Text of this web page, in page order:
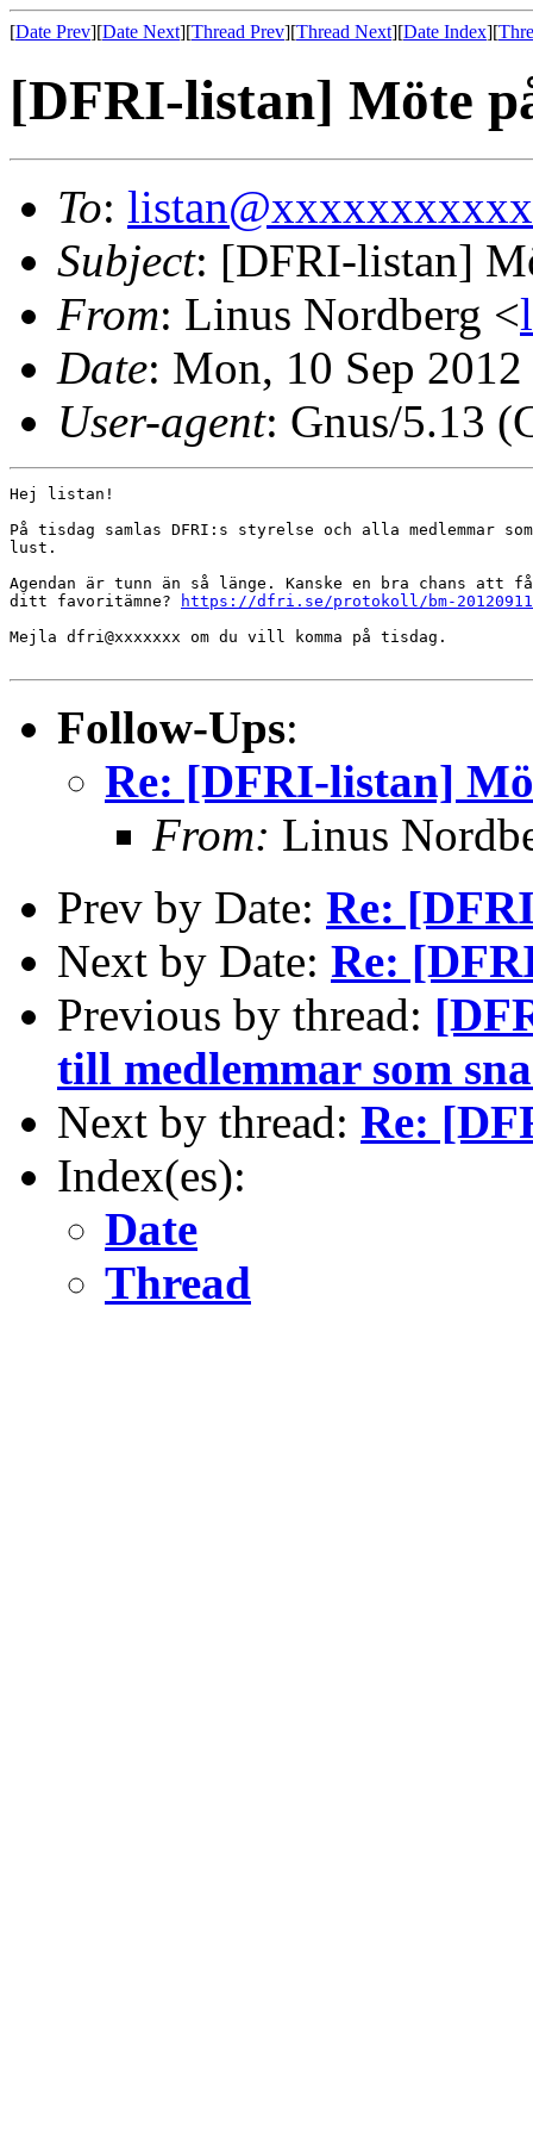
[Date Prev][Date Next][Thread Prev][Thread Next][Date Index][
[DFRI-listan] Möte
To:
Subject: [DFRI-listan]
From: Linus Nordberg <
Date: Mon, 10 Sep
User-agent: Gnus/5.13
Hej listan!
På tisdag samlas DFRI:s styrelse och alla medlemmar
lust.
Agendan är tunn än så länge. Kanske en bra chans att
ditt favoritämne?
https://dfri.se/protokoll/bm-
Mejla dfri@xxxxxxx om du vill komma på tisdag.
Follow-Ups:
Re: [DFRI-listan]
From: Linus
Prev by Date: Re:
Next by Date: Re:
Previous by thread:
till medlemmar som
Next by thread: Re:
Index(es):
Date
Thread